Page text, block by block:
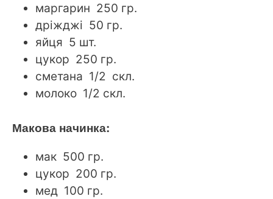
маргарин 250 гр.
дріжджі 50 гр.
яйця 5 шт.
цукор 250 гр.
сметана 1/2 скл.
молоко 1/2 скл.
Макова начинка:
мак 500 гр.
цукор 200 гр.
мед 100 гр.